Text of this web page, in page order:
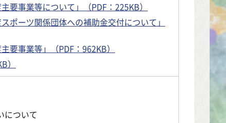
要事業等について」（PDF：225KB）
ポーツ関係団体への補助金交付について」
要事業等」（PDF：962KB）
）
について